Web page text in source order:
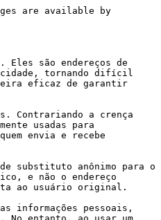
are available by
Eles são endereços de
tornando difícil
eficaz de garantir
Contrariando a crença
usadas para
envia e recebe
substituto anônimo para o
e não o endereço
ao usuário original.
informações pessoais,